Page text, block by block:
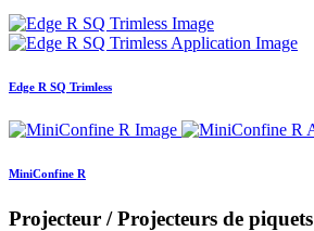
Edge R SQ Trimless
MiniConfine R
Projecteur / Projecteurs de piquets